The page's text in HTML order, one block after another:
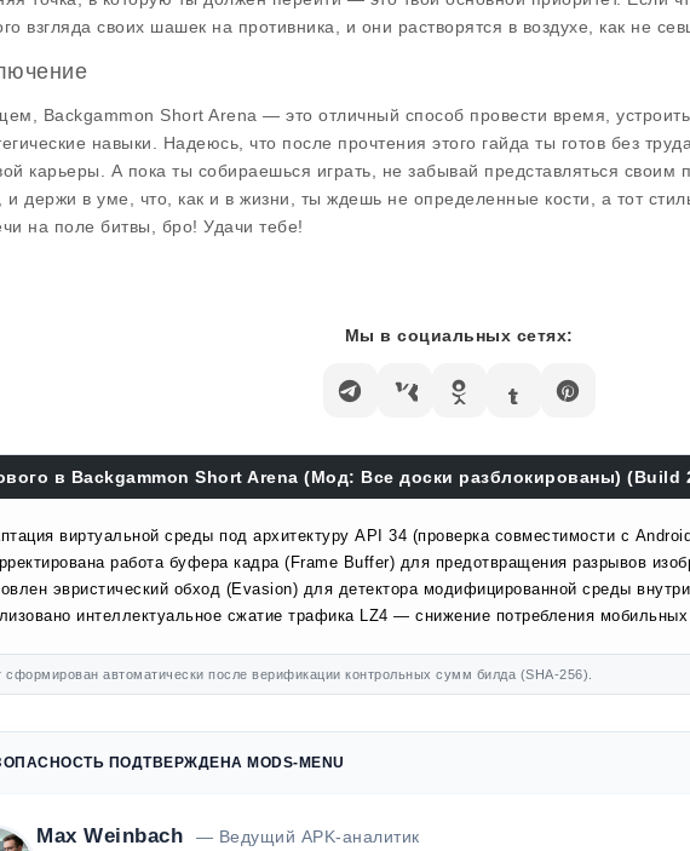
взгляда своих шашек на противника, и они растворятся в воздухе, как не
Backgammon Short Arena — это отличный способ провести время,
навыки. Надеюсь, что после прочтения этого гайда ты готов без
карьеры. А пока ты собираешься играть, не забывай представляться своим
и держи в уме, что, как и в жизни, ты ждешь не определенные кости, а тот
на поле битвы, бро! Удачи тебе!
Мы в социальных сетях:
в Backgammon Short Arena (Мод: Все доски разблокированы) (Build
виртуальной среды под архитектуру API 34 (проверка совместимости с
работа буфера кадра (Frame Buffer) для предотвращения разрывов
эвристический обход (Evasion) для детектора модифицированной среды
интеллектуальное сжатие трафика LZ4 — снижение потребления
автоматически после верификации контрольных сумм билда (SHA-256).
ПОДТВЕРЖДЕНА MODS-MENU
Max Weinbach
— Ведущий APK-аналитик